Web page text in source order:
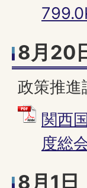
8月20
政策推進
関西
度総
8月1日